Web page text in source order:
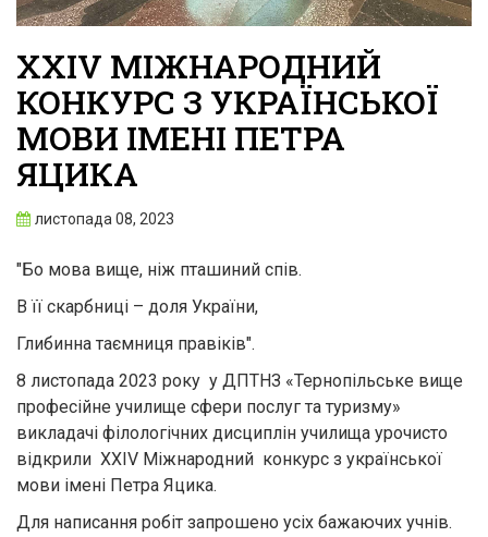
XХIV МІЖНАРОДНИЙ
КОНКУРС З УКРАЇНСЬКОЇ
МОВИ ІМЕНІ ПЕТРА
ЯЦИКА
листопада 08, 2023
"Бо мова вище, ніж пташиний спів.
В її скарбниці – доля України,
Глибинна таємниця правіків".
8 листопада 2023 року у ДПТНЗ «Тернопільське вище
професійне училище сфери послуг та туризму»
викладачі філологічних дисциплін училища урочисто
відкрили XХIV Міжнародний конкурс з української
мови імені Петра Яцика.
Для написання робіт запрошено усіх бажаючих учнів.